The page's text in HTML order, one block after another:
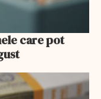
care pot